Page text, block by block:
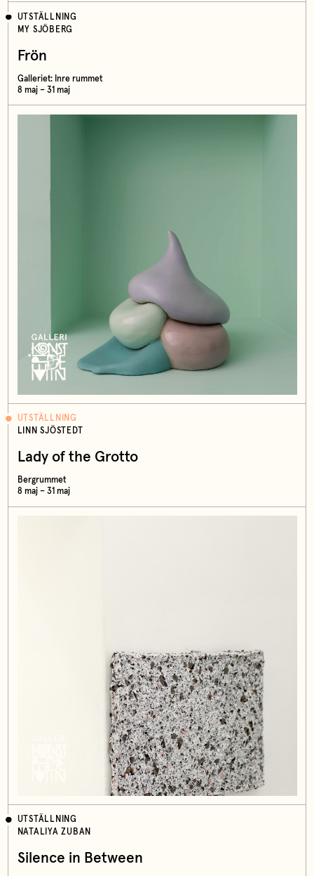
UTSTÄLLNING
MY SJÖBERG
Frön
Galleriet: Inre rummet
8 maj – 31 maj
UTSTÄLLNING
LINN SJÖSTEDT
Lady of the Grotto
Bergrummet
8 maj – 31 maj
UTSTÄLLNING
NATALIYA ZUBAN
Silence in Between